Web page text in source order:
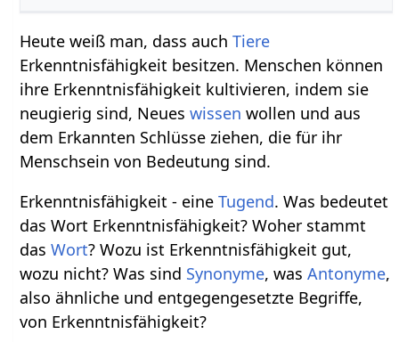
Heute weiß man, dass auchTiere
Erkenntnisfähigkeit besitzen. Menschen können
ihre Erkenntnisfähigkeit kultivieren, indem sie
neugierig sind, Neueswissen wollen und aus
dem Erkannten Schlüsse ziehen, die für ihr
Menschsein von Bedeutung sind.
Erkenntnisfähigkeit - eineTugend. Was bedeutet
das Wort Erkenntnisfähigkeit? Woher stammt
dasWort? Wozu ist Erkenntnisfähigkeit gut,
wozu nicht? Was sind Synonyme, wasAntonyme,
also ähnliche und entgegengesetzte Begriffe,
von Erkenntnisfähigkeit?